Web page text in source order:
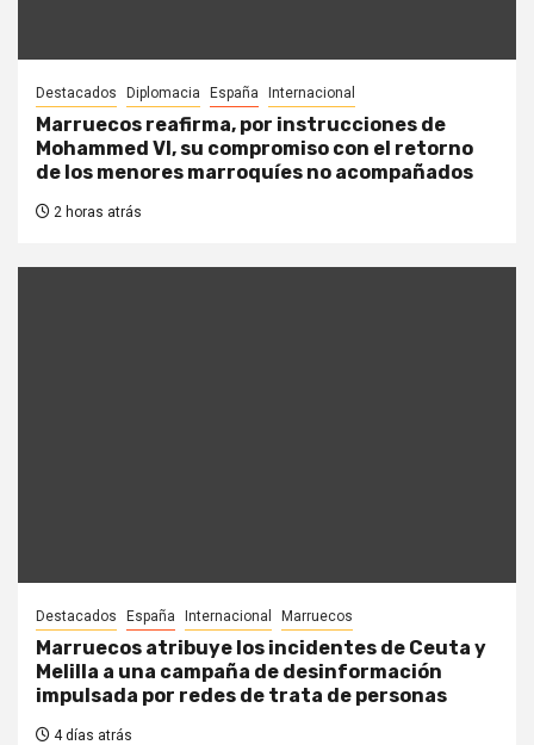
Destacados Diplomacia España Internacional
Marruecos reafirma, por instrucciones de
Mohammed VI, su compromiso con el retorno
de los menores marroquíes no acompañados
2 horas atrás
Destacados España Internacional Marruecos
Marruecos atribuye los incidentes de Ceuta y
Melilla a una campaña de desinformación
impulsada por redes de trata de personas
4 días atrás